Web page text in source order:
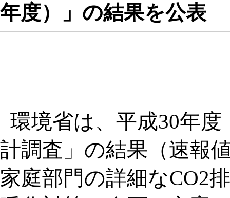
年度）」の結果を公表
環境省は、平成30年
計調査」の結果（速報
家庭部門の詳細なCO2